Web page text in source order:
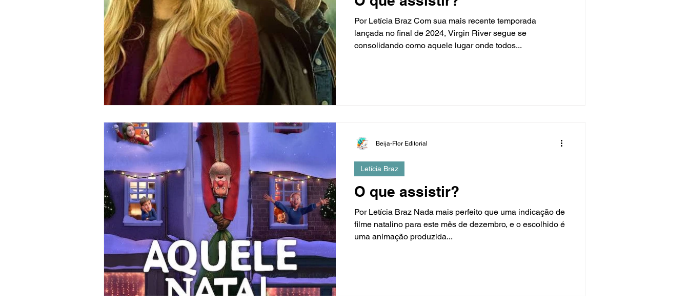
Por Letícia Braz Com sua mais recente temporada
lançada no final de 2024, Virgin River segue se
consolidando como aquele lugar onde todos...
O que assistir?
Por Letícia Braz Nada mais perfeito que uma indicação de
filme natalino para este mês de dezembro, e o escolhido é
uma animação produzida...
Letícia Braz
Beija-Flor Editorial